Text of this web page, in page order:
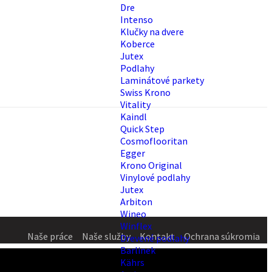
Dre
Intenso
Klučky na dvere
Koberce
Jutex
Podlahy
Laminátové parkety
Swiss Krono
Vitality
Kaindl
Quick Step
Cosmoflooritan
Egger
Krono Original
Vinylové podlahy
Jutex
Arbiton
Wineo
Winflex
Drevené podlahy
Barlinek
Kährs
Naše práce Naše služby Kontakt
Ochrana súkromia